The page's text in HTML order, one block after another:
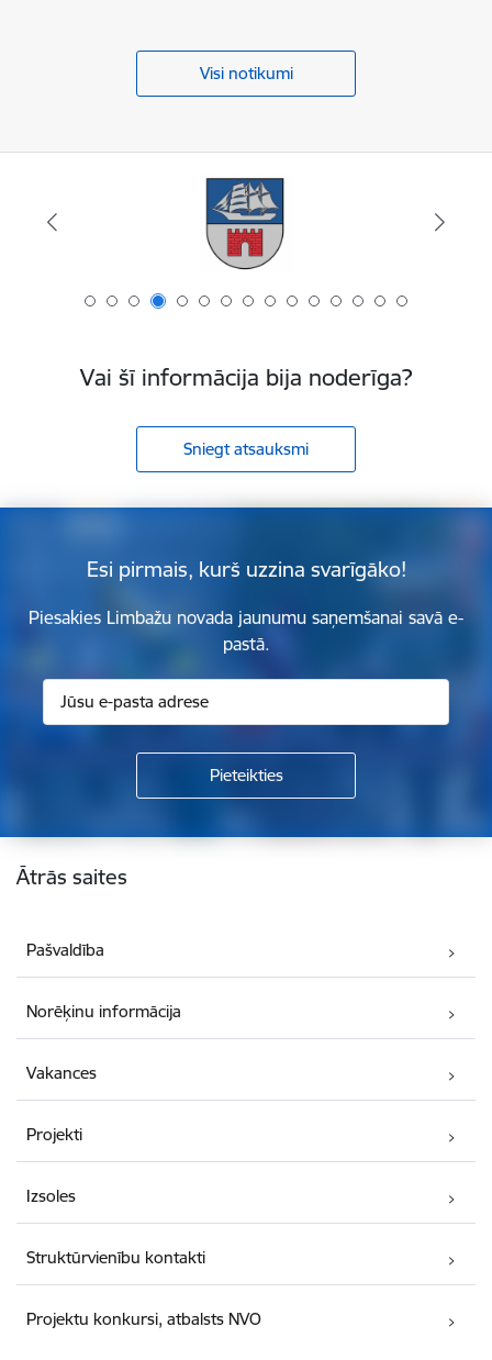
Visi notikumi
Vai šī informācija bija noderīga?
Sniegt atsauksmi
Esi pirmais, kurš uzzina svarīgāko!
Piesakies Limbažu novada jaunumu saņemšanai savā e-
pastā.
Kājene
Ātrās saites
Pašvaldība
Norēķinu informācija
Vakances
Projekti
Izsoles
Struktūrvienību kontakti
Projektu konkursi, atbalsts NVO